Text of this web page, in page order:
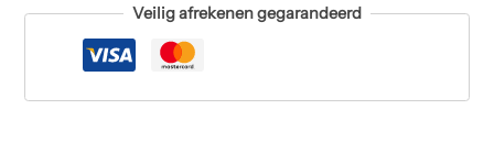
Veilig afrekenen gegarandeerd